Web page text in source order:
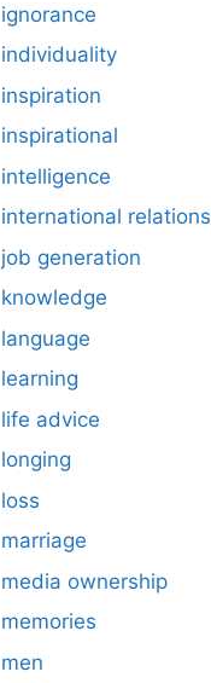
ignorance
individuality
inspiration
inspirational
intelligence
international relations
job generation
knowledge
language
learning
life advice
longing
loss
marriage
media ownership
memories
men